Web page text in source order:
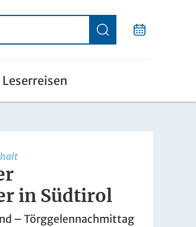
in Südtirol
– Törggelennachmittag